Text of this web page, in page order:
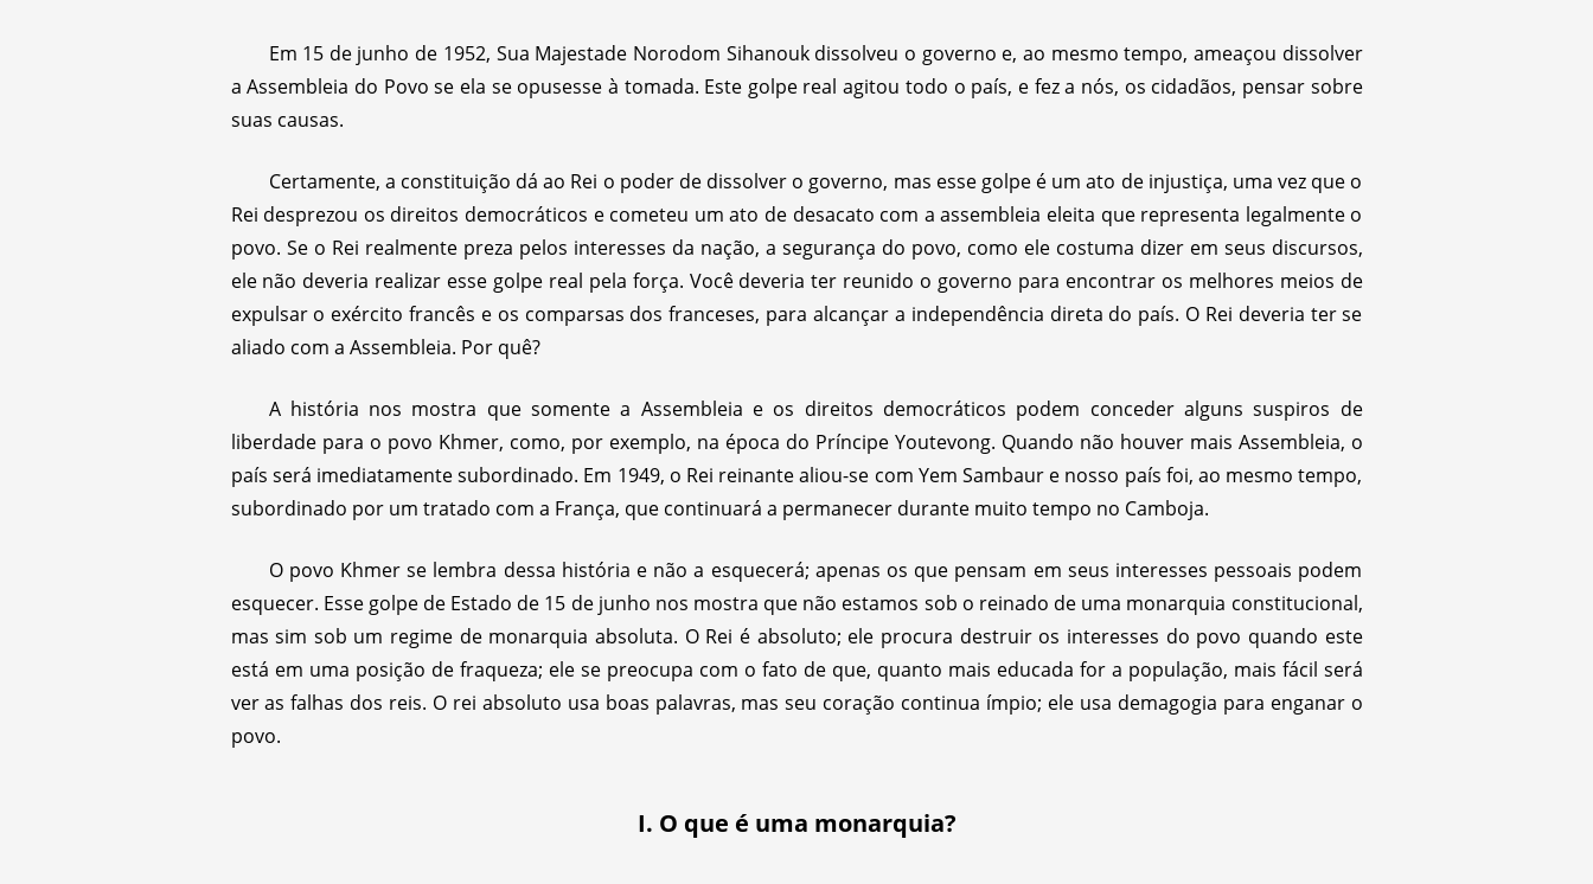
Em 15 de junho de 1952, Sua Majestade Norodom Sihanouk dissolveu o governo e, ao mesmo tempo, ameaçou dissolver
a Assembleia do Povo se ela se opusesse à tomada. Este golpe real agitou todo o país, e fez a nós, os cidadãos, pensar sobre
suas causas.
Certamente, a constituição dá ao Rei o poder de dissolver o governo, mas esse golpe é um ato de injustiça, uma vez que o
Rei desprezou os direitos democráticos e cometeu um ato de desacato com a assembleia eleita que representa legalmente o
povo. Se o Rei realmente preza pelos interesses da nação, a segurança do povo, como ele costuma dizer em seus discursos,
ele não deveria realizar esse golpe real pela força. Você deveria ter reunido o governo para encontrar os melhores meios de
expulsar o exército francês e os comparsas dos franceses, para alcançar a independência direta do país. O Rei deveria ter se
aliado com a Assembleia. Por quê?
A história nos mostra que somente a Assembleia e os direitos democráticos podem conceder alguns suspiros de
liberdade para o povo Khmer, como, por exemplo, na época do Príncipe Youtevong. Quando não houver mais Assembleia, o
país será imediatamente subordinado. Em 1949, o Rei reinante aliou-se com Yem Sambaur e nosso país foi, ao mesmo tempo,
subordinado por um tratado com a França, que continuará a permanecer durante muito tempo no Camboja.
O povo Khmer se lembra dessa história e não a esquecerá; apenas os que pensam em seus interesses pessoais podem
esquecer. Esse golpe de Estado de 15 de junho nos mostra que não estamos sob o reinado de uma monarquia constitucional,
mas sim sob um regime de monarquia absoluta. O Rei é absoluto; ele procura destruir os interesses do povo quando este
está em uma posição de fraqueza; ele se preocupa com o fato de que, quanto mais educada for a população, mais fácil será
ver as falhas dos reis. O rei absoluto usa boas palavras, mas seu coração continua ímpio; ele usa demagogia para enganar o
povo.
I. O que é uma monarquia?